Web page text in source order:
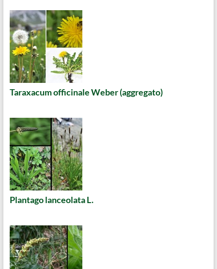
Taraxacum officinale Weber (aggregato)
Plantago lanceolata L.